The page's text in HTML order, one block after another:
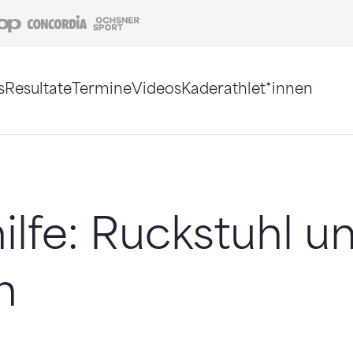
Coop Concordia
ResultateTermineVideosKaderathlet*innen
Ruckstuhl